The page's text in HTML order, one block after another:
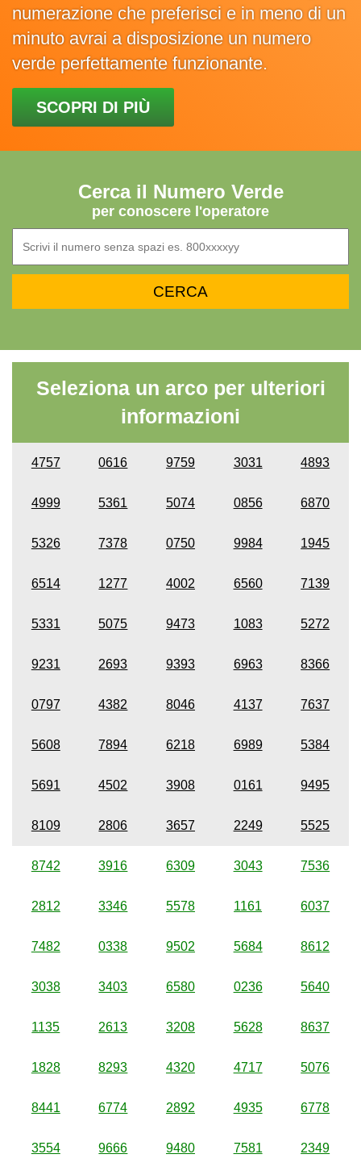
numerazione che preferisci e in meno di un
minuto avrai a disposizione un numero
verde perfettamente funzionante.
SCOPRI DI PIÙ
Cerca il Numero Verde
per conoscere l'operatore
Seleziona un arco per ulteriori
informazioni
4757 0616 9759 3031 4893
4999 5361 5074 0856 6870
5326 7378 0750 9984 1945
6514 1277 4002 6560 7139
5331 5075 9473 1083 5272
9231 2693 9393 6963 8366
0797 4382 8046 4137 7637
5608 7894 6218 6989 5384
5691 4502 3908 0161 9495
8109 2806 3657 2249 5525
8742 3916 6309 3043 7536
2812 3346 5578 1161 6037
7482 0338 9502 5684 8612
3038 3403 6580 0236 5640
1135 2613 3208 5628 8637
1828 8293 4320 4717 5076
8441 6774 2892 4935 6778
3554 9666 9480 7581 2349